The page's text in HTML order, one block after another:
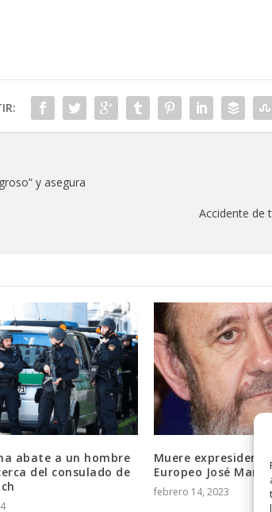
y asegura
Accidente de
abate a un hombre
del consulado de
Muere
Europeo José
febrero 14, 2023